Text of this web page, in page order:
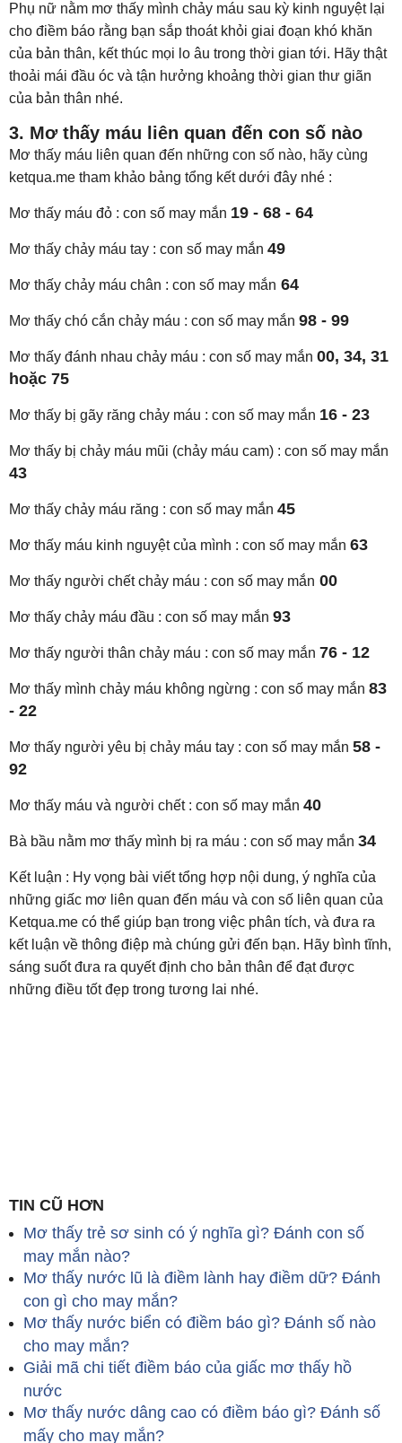
Phụ nữ nằm mơ thấy mình chảy máu sau kỳ kinh nguyệt lại
cho điềm báo rằng bạn sắp thoát khỏi giai đoạn khó khăn
của bản thân, kết thúc mọi lo âu trong thời gian tới. Hãy thật
thoải mái đầu óc và tận hưởng khoảng thời gian thư giãn
của bản thân nhé.
3. Mơ thấy máu liên quan đến con số nào
Mơ thấy máu liên quan đến những con số nào, hãy cùng
ketqua.me tham khảo bảng tổng kết dưới đây nhé :
Mơ thấy máu đỏ : con số may mắn 19 - 68 - 64
Mơ thấy chảy máu tay : con số may mắn 49
Mơ thấy chảy máu chân : con số may mắn 64
Mơ thấy chó cắn chảy máu : con số may mắn 98 - 99
Mơ thấy đánh nhau chảy máu : con số may mắn 00, 34, 31
hoặc 75
Mơ thấy bị gãy răng chảy máu : con số may mắn 16 - 23
Mơ thấy bị chảy máu mũi (chảy máu cam) : con số may mắn
43
Mơ thấy chảy máu răng : con số may mắn 45
Mơ thấy máu kinh nguyệt của mình : con số may mắn 63
Mơ thấy người chết chảy máu : con số may mắn 00
Mơ thấy chảy máu đầu : con số may mắn 93
Mơ thấy người thân chảy máu : con số may mắn 76 - 12
Mơ thấy mình chảy máu không ngừng : con số may mắn 83
- 22
Mơ thấy người yêu bị chảy máu tay : con số may mắn 58 -
92
Mơ thấy máu và người chết : con số may mắn 40
Bà bầu nằm mơ thấy mình bị ra máu : con số may mắn 34
Kết luận : Hy vọng bài viết tổng hợp nội dung, ý nghĩa của
những giấc mơ liên quan đến máu và con số liên quan của
Ketqua.me có thể giúp bạn trong việc phân tích, và đưa ra
kết luận về thông điệp mà chúng gửi đến bạn. Hãy bình tĩnh,
sáng suốt đưa ra quyết định cho bản thân để đạt được
những điều tốt đẹp trong tương lai nhé.
TIN CŨ HƠN
Mơ thấy trẻ sơ sinh có ý nghĩa gì? Đánh con số
may mắn nào?
Mơ thấy nước lũ là điềm lành hay điềm dữ? Đánh
con gì cho may mắn?
Mơ thấy nước biển có điềm báo gì? Đánh số nào
cho may mắn?
Giải mã chi tiết điềm báo của giấc mơ thấy hồ
nước
Mơ thấy nước dâng cao có điềm báo gì? Đánh số
mấy cho may mắn?